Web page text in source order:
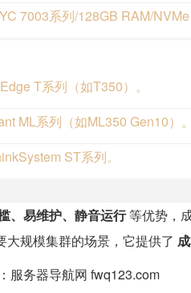
7003系列/128GB RAM/
T系列（如T350）。
ML系列（如ML350 Gen10）。
ST系列。
、易维护、静音运行等优势，
大规模集群的场景，它提供了
：服务器导航网 fwq123.com